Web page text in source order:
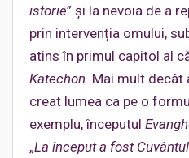
istorie” și la nevoia de a
prin intervenția omului,
atins în primul capitol al
Katechon. Mai mult decât
creat lumea ca pe o
exemplu, începutul
„La început a fost